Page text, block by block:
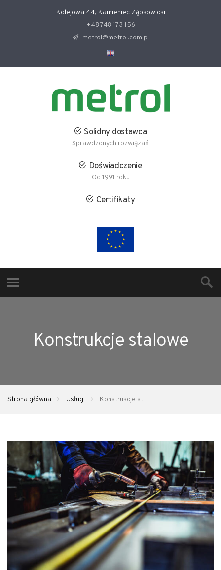
Kolejowa 44, Kamieniec Ząbkowicki
+48 748 173 156
metrol@metrol.com.pl
Solidny dostawca
Sprawdzonych rozwiązań
Doświadczenie
Od 1991 roku
Certifikaty
Konstrukcje stalowe
Strona główna Usługi Konstrukcje stalowe